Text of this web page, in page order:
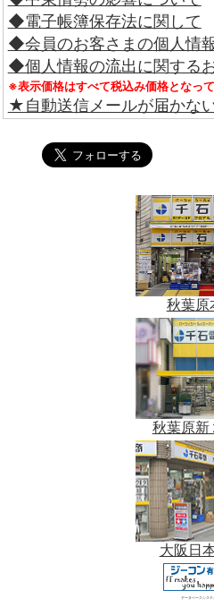
◆電子帳簿保存法に関して
◆会員のお客さまの個人情
◆個人情報の流出に関する
※表示価格はすべて税込み価格となって
★自動送信メールが届かな
秋葉原
秋葉原新
大阪日
データベースシステ